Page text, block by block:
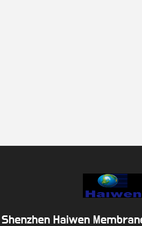
Shenzhen Haiwen